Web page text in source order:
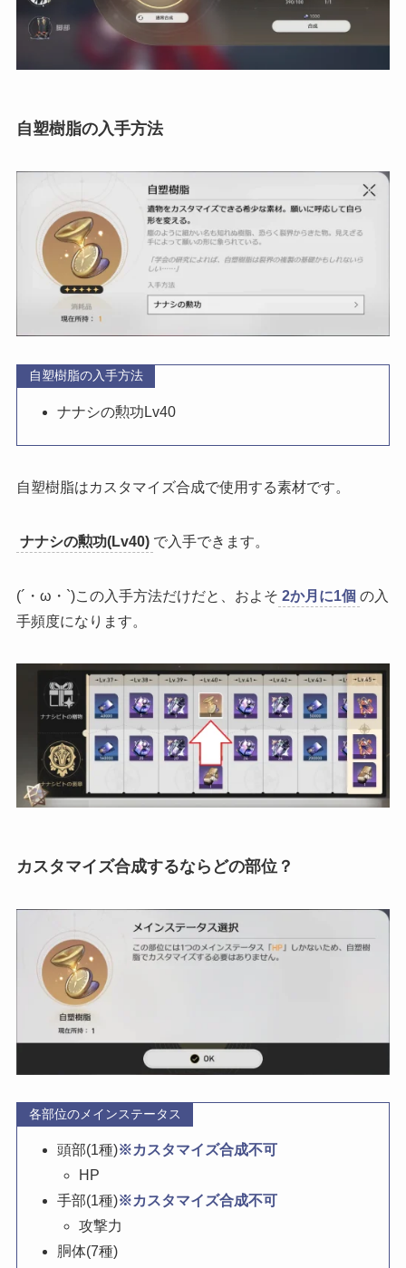
自塑樹脂の入手方法
自塑樹脂の入手方法
ナナシの勲功Lv40
自塑樹脂はカスタマイズ合成で使用する素材です。
ナナシの勲功(Lv40) で入手できます。
(´・ω・`)この入手方法だけだと、およそ 2か月に1個 の入
手頻度になります。
カスタマイズ合成するならどの部位？
各部位のメインステータス
頭部(1種)※カスタマイズ合成不可
HP
手部(1種)※カスタマイズ合成不可
攻撃力
胴体(7種)